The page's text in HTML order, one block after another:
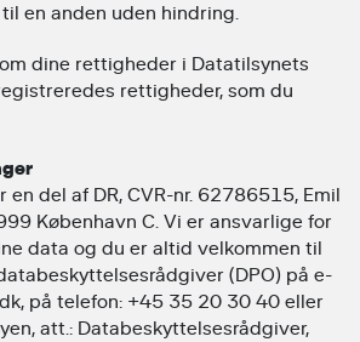
en anden uden hindring.
dine rettigheder i Datatilsynets
rettigheder, som du
en del af DR, CVR-nr. 62786515, Emil
København C. Vi er ansvarlige for
data og du er altid velkommen til
(DPO) på e-
på telefon: +45 35 20 30 40 eller
att.: Databeskyttelsesrådgiver,